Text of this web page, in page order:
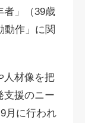
者」（39歳
動作」に関
人材像を把
支援のニー
月に行われ